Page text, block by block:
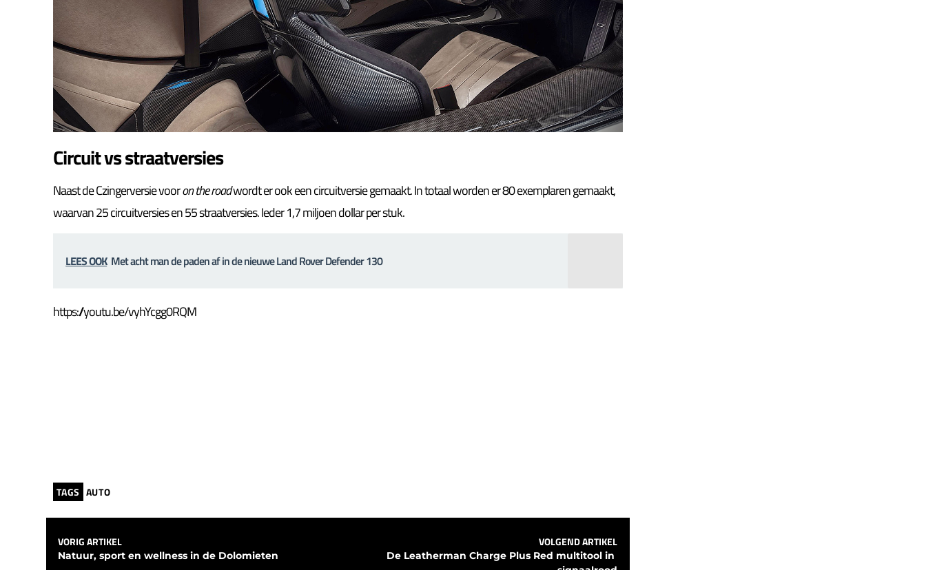
Circuit vs straatversies
Naast de Czingerversie vooron the roadwordt er ook een circuitversie gemaakt. In totaal worden er 80 exemplaren gemaakt,
waarvan 25 circuitversies en 55 straatversies. Ieder 1,7 miljoen dollar per stuk.
LEES OOK Met acht man de paden af in de nieuwe Land Rover Defender 130
https://youtu.be/vyhYcgg0RQM
TAGS AUTO
VORIG ARTIKEL
Natuur, sport en wellness in de Dolomieten
VOLGEND ARTIKEL
De Leatherman Charge Plus Red multitool in